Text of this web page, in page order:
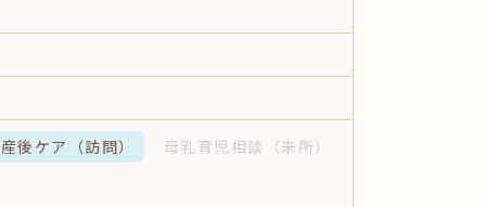
産後ケア （訪問） 母乳育児相談 （来所）